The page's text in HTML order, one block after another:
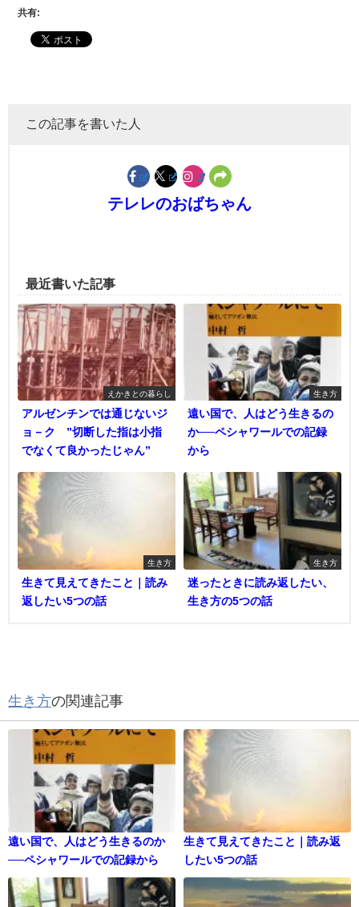
共有:
この記事を書いた人
テレレのおばちゃん
最近書いた記事
えかきとの暮らし
アルゼンチンでは通じないジ
ョ－ク ”切断した指は小指
でなくて良かったじゃん”
生き方
遠い国で、人はどう生きるの
か──ペシャワールでの記録
から
生き方
生きて見えてきたこと｜読み
返したい5つの話
生き方
迷ったときに読み返したい、
生き方の5つの話
生き方の関連記事
遠い国で、人はどう生きるのか
──ペシャワールでの記録から
生きて見えてきたこと｜読み返
したい5つの話